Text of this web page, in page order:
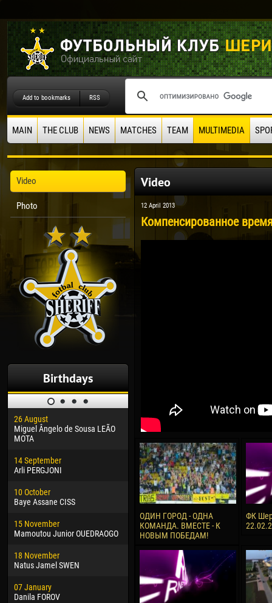
Add to bookmarks RSS
MAIN THE CLUB NEWS MATCHES TEAM MULTIMEDIA
Video
Photo
Birthdays
26 August
Miguel Ângelo de Sousa LEÃO
MOTA
14 September
Arli PERGJONI
10 October
Baye Assane CISS
15 November
Mamoutou Junior OUEDRAOGO
18 November
Natus Jamel SWEN
07 January
Danila FOROV
30 January
Dhoraso Moreo KLAS
24 February
Vladislav COSTIN
02 March
Veaceslav COZMA
09 March
Emmanuel AFETSE
Jayder Moreno ASPRILLA
22 March
Samba KONÉ
04
13
24
15
28
Video
12 April 2013
Компенсированное
ОДИН ГОРОД - ОДНА
КОМАНДА. ВМЕСТЕ - К
НОВЫМ ПОБЕДАМ!
ФК